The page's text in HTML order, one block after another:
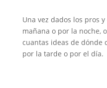
Una vez dados los pros
mañana o por la noche,
cuantas ideas de dónde
por la tarde o por el día.